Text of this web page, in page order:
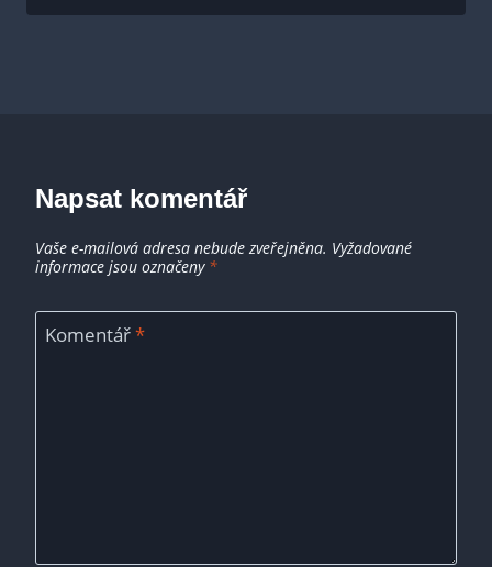
Napsat komentář
Vaše e-mailová adresa nebude zveřejněna. Vyžadované
informace jsou označeny *
Komentář*